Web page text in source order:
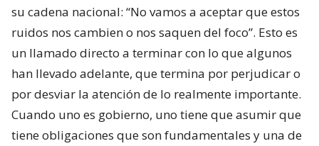
su cadena nacional: “No vamos a aceptar que estos
ruidos nos cambien o nos saquen del foco”. Esto es
un llamado directo a terminar con lo que algunos
han llevado adelante, que termina por perjudicar o
por desviar la atención de lo realmente importante.
Cuando uno es gobierno, uno tiene que asumir que
tiene obligaciones que son fundamentales y una de